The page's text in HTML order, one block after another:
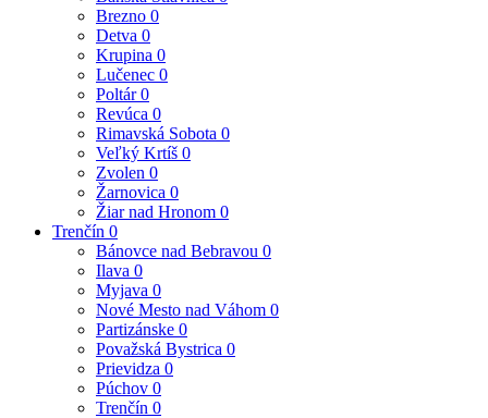
Brezno 0
Detva 0
Krupina 0
Lučenec 0
Poltár0
Revúca 0
Rimavská Sobota 0
Veľký Krtíš 0
Zvolen 0
Žarnovica 0
Žiar nad Hronom 0
Trenčín 0
Bánovce nad Bebravou 0
Ilava 0
Myjava 0
Nové Mesto nad Váhom 0
Partizánske 0
Považská Bystrica 0
Prievidza 0
Púchov 0
Trenčín 0